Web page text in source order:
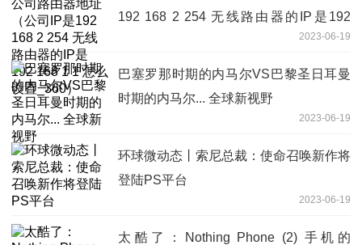
192 168 2 254 无线路由器的IP是192
2023-06-19
巴塞罗那时期的内马尔VS巴黎圣日耳曼
时期的内马尔... 全球新视野
2023-06-19
环球微动态丨索尼总裁：使命召唤新作将
登陆PS平台
2023-06-19
太酷了：Nothing Phone (2) 手机的